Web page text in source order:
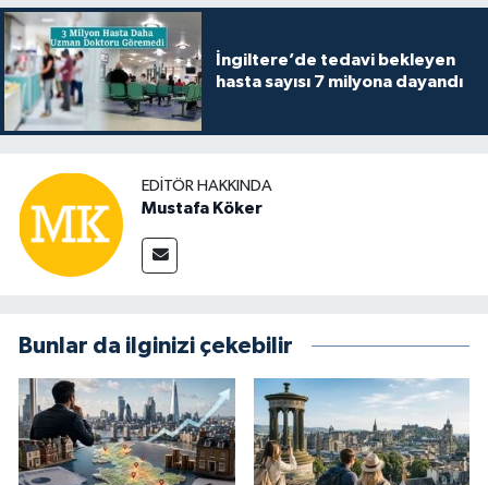
İngiltere’de tedavi bekleyen
hasta sayısı 7 milyona dayandı
EDITÖR HAKKINDA
Mustafa Köker
Bunlar da ilginizi çekebilir